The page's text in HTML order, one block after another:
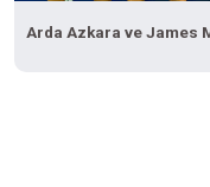
Arda Azkara ve James